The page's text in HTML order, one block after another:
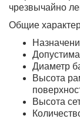
чрезвычайно
Общие
Диаметр
Высота
Высота